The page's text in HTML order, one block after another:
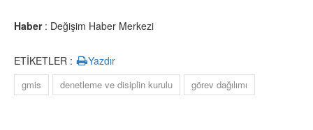
Haber: Değişim Haber Merkezi
ETİKETLER : Yazdır
gmis denetleme ve disiplin kurulu görev dağılımı